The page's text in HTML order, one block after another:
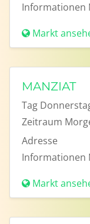
Informationen
Markt
MANZIAT
Tag
Zeitraum
Adresse
Informationen
Markt